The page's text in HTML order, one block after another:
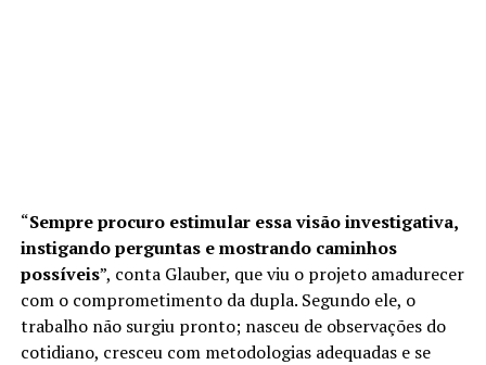
“Sempre procuro estimular essa visão investigativa,
instigando perguntas e mostrando caminhos
possíveis”, conta Glauber, que viu o projeto amadurecer
com o comprometimento da dupla. Segundo ele, o
trabalho não surgiu pronto; nasceu de observações do
cotidiano, cresceu com metodologias adequadas e se